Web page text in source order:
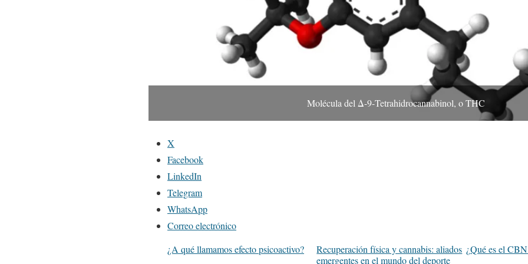
Molécula del Δ-9-Tetrahidrocannabinol, o THC
X
Facebook
LinkedIn
Telegram
WhatsApp
Correo electrónico
¿A qué llamamos efecto psicoactivo?
Recuperación física y cannabis: aliados
emergentes en el mundo del deporte
¿Qué es el